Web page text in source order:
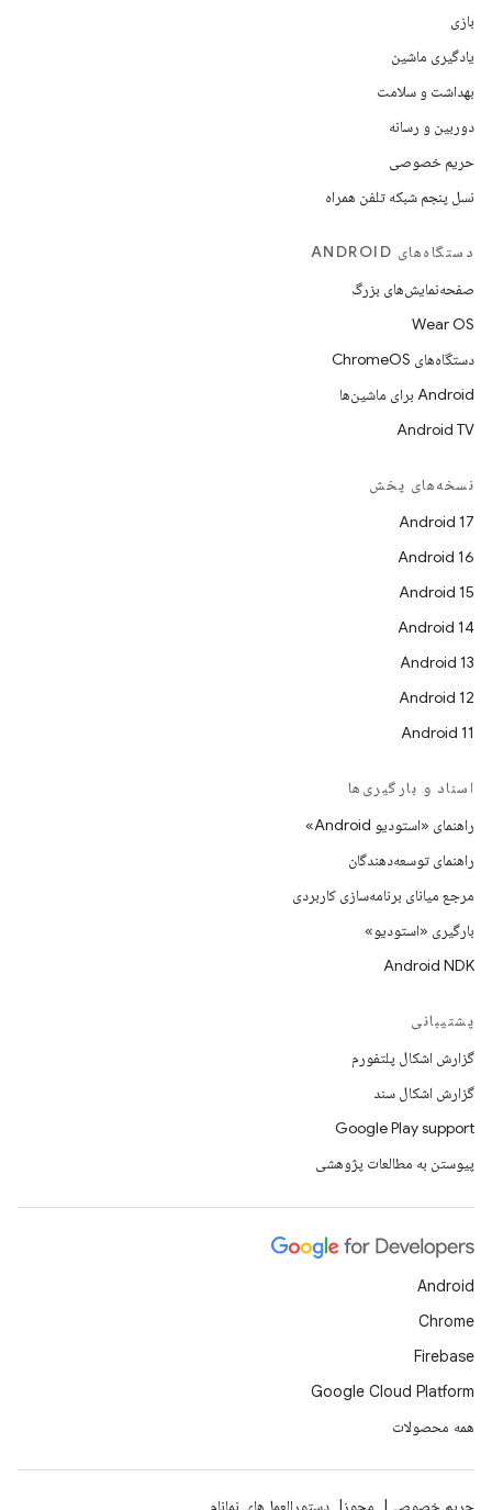
بازی
یادگیری ماشین
بهداشت و سلامت
دوربین و رسانه
حریم خصوصی
نسل پنجم شبکه تلفن همراه
دستگاه‌های ANDROID
صفحه‌نمایش‌های بزرگ
Wear OS
دستگاه‌های ChromeOS
Android برای ماشین‌ها
Android TV
نسخه‌های پخش
Android 17
Android 16
Android 15
Android 14
Android 13
Android 12
Android 11
اسناد و بارگیری‌ها
راهنمای «استودیو Android»
راهنمای توسعه‌دهندگان
مرجع میانای برنامه‌سازی کاربردی
بارگیری «استودیو»
Android NDK
پشتیبانی
گزارش اشکال پلتفورم
گزارش اشکال سند
Google Play support
پیوستن به مطالعات پژوهشی
Android
Chrome
Firebase
Google Cloud Platform
همه محصولات